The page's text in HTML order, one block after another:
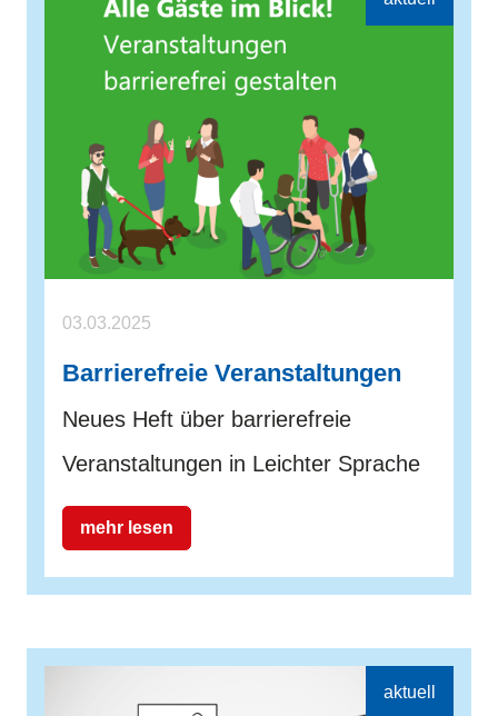
03.03.2025
Barrierefreie Veranstaltungen
Neues Heft über barrierefreie
Veranstaltungen in Leichter Sprache
mehr lesen